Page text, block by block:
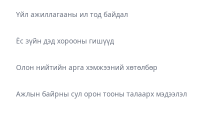
Үйл ажиллагааны ил тод байдал
Ёс зүйн дэд хорооны гишүүд
Олон нийтийн арга хэмжээний хөтөлбөр
Ажлын байрны сул орон тооны талаарх мэдээлэл